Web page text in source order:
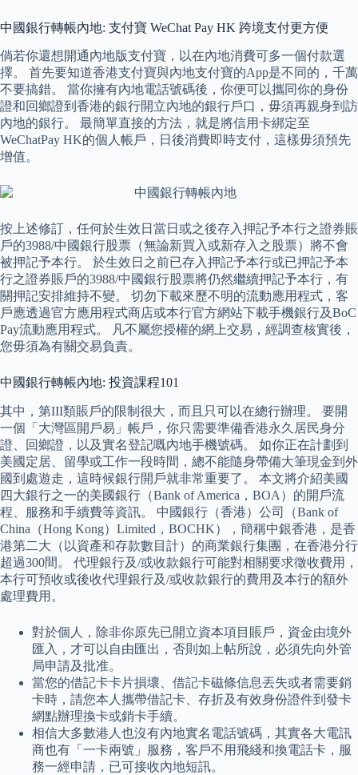
中國銀行轉帳內地: 支付寶 WeChat Pay HK 跨境支付更方便
倘若你還想開通內地版支付寶，以在內地消費可多一個付款選
擇。 首先要知道香港支付寶與內地支付寶的App是不同的，千萬
不要搞錯。 當你擁有內地電話號碼後，你便可以攜同你的身份
證和回鄉證到香港的銀行開立內地的銀行戶口，毋須再親身到訪
內地的銀行。 最簡單直接的方法，就是將信用卡綁定至
WeChatPay HK的個人帳戶，日後消費即時支付，這樣毋須預先
增值。
按上述修訂，任何於生效日當日或之後存入押記予本行之證券賬
戶的3988/中國銀行股票（無論新買入或新存入之股票）將不會
被押記予本行。 於生效日之前已存入押記予本行或已押記予本
行之證券賬戶的3988/中國銀行股票將仍然繼續押記予本行，有
關押記安排維持不變。 切勿下載來歷不明的流動應用程式，客
戶應透過官方應用程式商店或本行官方網站下載手機銀行及BoC
Pay流動應用程式。 凡不屬您授權的網上交易，經調查核實後，
您毋須為有關交易負責。
中國銀行轉帳內地: 投資課程101
其中，第III類賬戶的限制很大，而且只可以在總行辦理。 要開
一個「大灣區開戶易」帳戶，你只需要準備香港永久居民身分
證、回鄉證，以及實名登記嘅內地手機號碼。 如你正在計劃到
美國定居、留學或工作一段時間，總不能隨身帶備大筆現金到外
國到處遊走，這時候銀行開戶就非常重要了。 本文將介紹美國
四大銀行之一的美國銀行（Bank of America，BOA）的開戶流
程、服務和手續費等資訊。 中國銀行（香港）公司（Bank of
China（Hong Kong）Limited，BOCHK），簡稱中銀香港，是香
港第二大（以資產和存款數目計）的商業銀行集團，在香港分行
超過300間。 代理銀行及/或收款銀行可能對相關要求徵收費用，
本行可預收或後收代理銀行及/或收款銀行的費用及本行的額外
處理費用。
對於個人，除非你原先已開立資本項目賬戶，資金由境外
匯入，才可以自由匯出，否則如上帖所說，必須先向外管
局申請及批准。
當您的借記卡卡片損壞、借記卡磁條信息丟失或者需要銷
卡時，請您本人攜帶借記卡、存折及有效身份證件到發卡
網點辦理換卡或銷卡手續。
相信大多數港人也沒有內地實名電話號碼，其實各大電訊
商也有「一卡兩號」服務，客戶不用飛綫和換電話卡，服
務一經申請，已可接收內地短訊。